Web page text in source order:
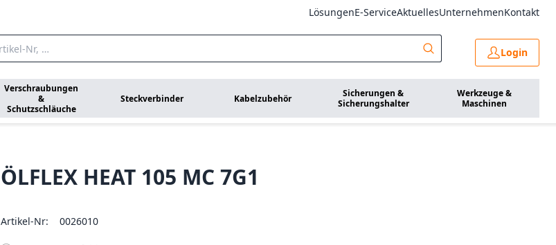
LösungenE-ServiceAktuellesUnternehmenKontakt
Login
Verschraubungen
&
Schutzschläuche
Steckverbinder Kabelzubehör
Sicherungen &
Sicherungshalter
Werkzeuge &
Maschinen
ÖLFLEX HEAT 105 MC 7G1
Artikel-Nr: 0026010